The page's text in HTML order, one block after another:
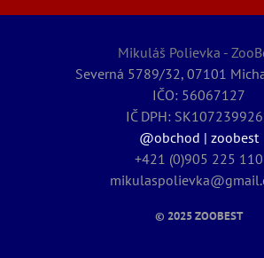
Mikuláš Polievka -
Severná 5789/32, 07101
IČO: 56067127
IČ DPH:
@obchod | zoobest
+421 (0)905 225 110
© 2025ZOOBEST